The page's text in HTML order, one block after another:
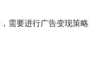
需要进行广告变现策略